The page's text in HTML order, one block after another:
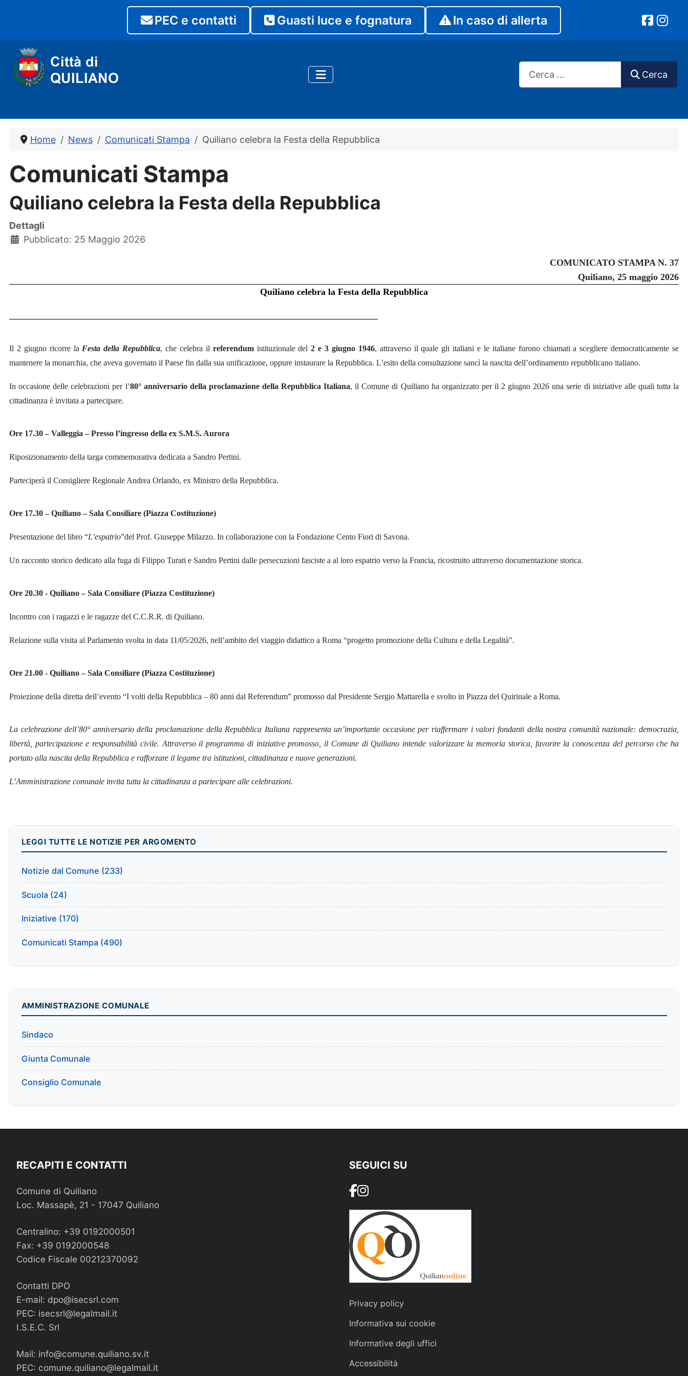
PEC e contatti Guasti luce e fognatura In caso di allerta
Cerca
Cerca
Home News Comunicati Stampa Quiliano celebra la Festa della Repubblica
Comunicati Stampa
Quiliano celebra la Festa della Repubblica
Dettagli
Pubblicato: 25 Maggio 2026
COMUNICATO STAMPA N. 37
Quiliano, 25 maggio 2026
Quiliano celebra la Festa della Repubblica
Il 2 giugno ricorre la Festa della Repubblica, che celebra il referendumistituzionale del2 e 3 giugno 1946, attraverso il quale gli italiani e le italiane furono chiamati a scegliere democraticamente se
mantenere la monarchia, che aveva governato il Paese fin dalla sua unificazione, oppure instaurare la Repubblica. L’esito della consultazione sancì la nascita dell’ordinamento repubblicano italiano.
In occasione delle celebrazioni per l’80° anniversario della proclamazione della Repubblica Italiana, il Comune di Quiliano ha organizzato per il 2 giugno 2026 una serie di iniziative alle quali tutta la
cittadinanza è invitata a partecipare.
Ore 17.30 – Valleggia – Presso l’ingresso della ex S.M.S. Aurora
Riposizionamento della targa commemorativa dedicata a Sandro Pertini.
Parteciperà il Consigliere Regionale Andrea Orlando, ex Ministro della Repubblica.
Ore 17.30 – Quiliano – Sala Consiliare (Piazza Costituzione)
Presentazione del libro “L’espatrio”del Prof. Giuseppe Milazzo. In collaborazione con la Fondazione Cento Fiori di Savona.
Un racconto storico dedicato alla fuga di Filippo Turati e Sandro Pertini dalle persecuzioni fasciste a al loro espatrio verso la Francia, ricostruito attraverso documentazione storica.
Ore 20.30 - Quiliano – Sala Consiliare (Piazza Costituzione)
Incontro con i ragazzi e le ragazze del C.C.R.R. di Quiliano.
Relazione sulla visita al Parlamento svolta in data 11/05/2026, nell’ambito del viaggio didattico a Roma “progetto promozione della Cultura e della Legalità”.
Ore 21.00 - Quiliano – Sala Consiliare (Piazza Costituzione)
Proiezione della diretta dell’evento “I volti della Repubblica – 80 anni dal Referendum” promosso dal Presidente Sergio Mattarella e svolto in Piazza del Quirinale a Roma.
La celebrazione dell’80° anniversario della proclamazione della Repubblica Italiana rappresenta un’importante occasione per riaffermare i valori fondanti della nostra comunità nazionale: democrazia,
libertà, partecipazione e responsabilità civile. Attraverso il programma di iniziative promosso, il Comune di Quiliano intende valorizzare la memoria storica, favorire la conoscenza del percorso che ha
portato alla nascita della Repubblica e rafforzare il legame tra istituzioni, cittadinanza e nuove generazioni.
L’Amministrazione comunale invita tutta la cittadinanza a partecipare alle celebrazioni.
LEGGI TUTTE LE NOTIZIE PER ARGOMENTO
Notizie dal Comune (233)
Scuola (24)
Iniziative (170)
Comunicati Stampa (490)
AMMINISTRAZIONE COMUNALE
Sindaco
Giunta Comunale
Consiglio Comunale
RECAPITI E CONTATTI
Comune di Quiliano
Loc. Massapè, 21 - 17047 Quiliano
Centralino: +39 0192000501
Fax: +39 0192000548
Codice Fiscale 00212370092
Contatti DPO
E-mail: dpo@isecsrl.com
PEC: isecsrl@legalmail.it
I.S.E.C. Srl
Mail: info@comune.quiliano.sv.it
PEC: comune.quiliano@legalmail.it
SEGUICI SU
Privacy policy
Informativa sui cookie
Informative degli uffici
Accessibilità